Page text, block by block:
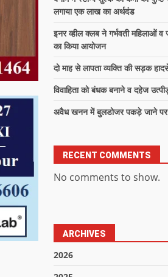
लगाया एक लाख का अर्थदंड
इनर व्हील क्लब ने गर्भवती महिलाओं
का किया आयोजन
दो माह से लापता व्यक्ति की सड़क
विवाहिता को बंधक बनाने व दहेज
अवैध खनन में बुलडोजर पकड़े जाने पर
RECENT COMMENTS
No comments to show.
ARCHIVES
2026